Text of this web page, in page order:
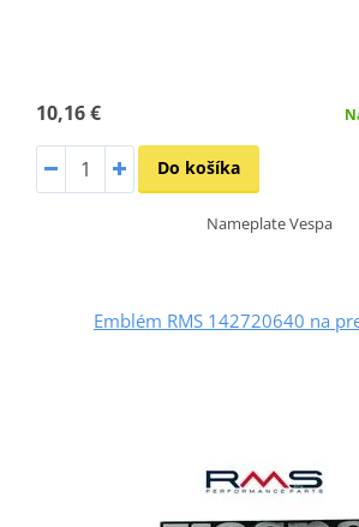
10,16 €
Do košíka
Nameplate Vespa
Emblém RMS 142720640 na